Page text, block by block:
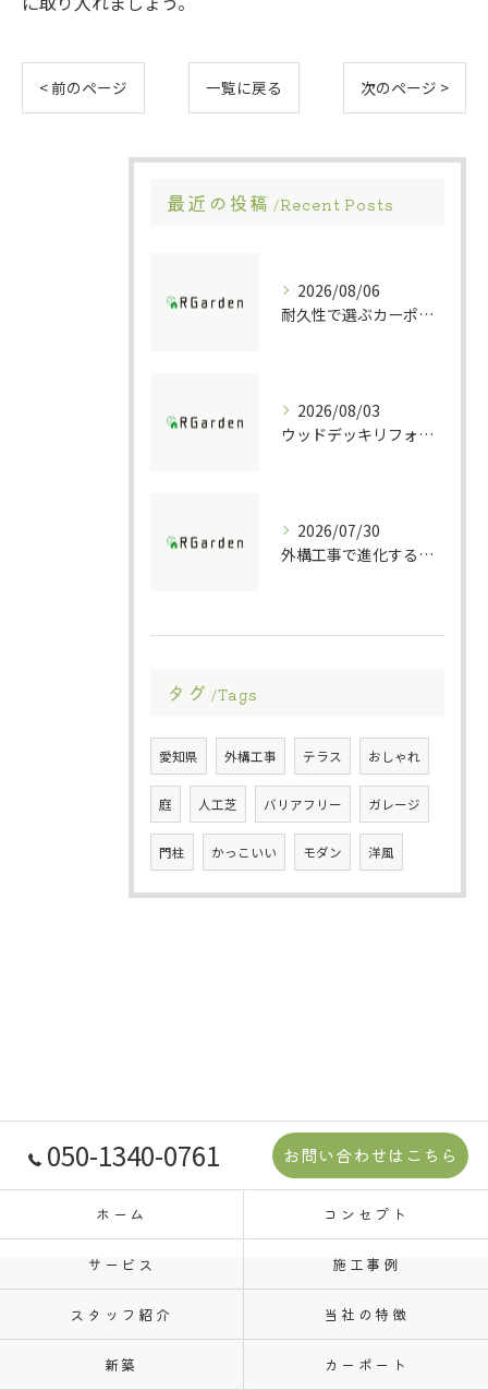
< 前のページ 一覧に戻る 次のページ >
最近の投稿 Recent Posts
2026/08/06
耐久性で選ぶカーポート素材の特徴
2026/08/03
ウッドデッキリフォームの重要ポイント解説
2026/07/30
外構工事で進化する防犯ポストの技術
タグ Tags
愛知県 外構工事 テラス おしゃれ
庭 人工芝 バリアフリー ガレージ
門柱 かっこいい モダン 洋風
050-1340-0761 お問い合わせはこちら
ホーム コンセプト
サービス 施工事例
スタッフ紹介 当社の特徴
新築 カーポート